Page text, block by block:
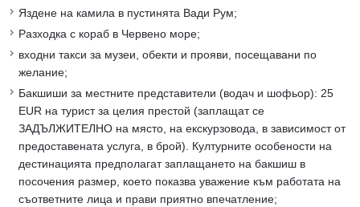
Яздене на камила в пустинята Вади Рум;
Разходка с кораб в Червено море;
входни такси за музеи, обекти и прояви, посещавани по
желание;
Бакшиши за местните представители (водач и шофьор): 25
EUR на турист за целия престой (заплащат се
ЗАДЪЛЖИТЕЛНО на място, на екскурзовода, в зависимост от
предоставената услуга, в брой). Културните особености на
дестинацията предполагат заплащането на бакшиш в
посочения размер, което показва уважение към работата на
съответните лица и прави приятно впечатление;